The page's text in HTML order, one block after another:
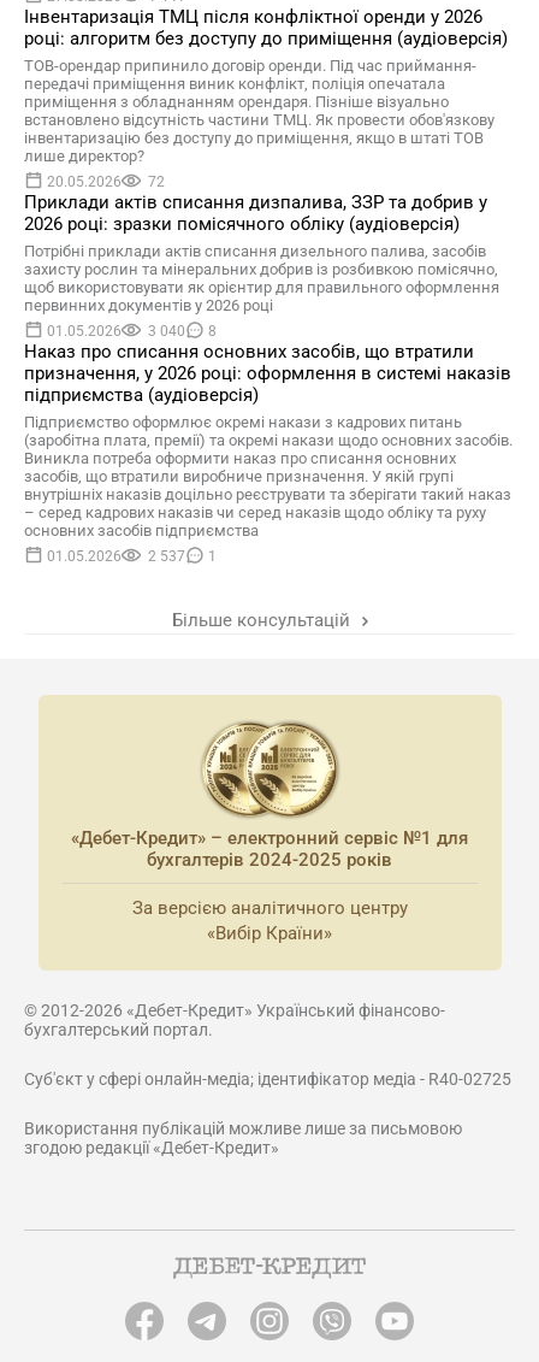
Інвентаризація ТМЦ після конфліктної оренди у 2026
році: алгоритм без доступу до приміщення (аудіоверсія)
ТОВ-орендар припинило договір оренди. Під час приймання-
передачі приміщення виник конфлікт, поліція опечатала
приміщення з обладнанням орендаря. Пізніше візуально
встановлено відсутність частини ТМЦ. Як провести обов'язкову
інвентаризацію без доступу до приміщення, якщо в штаті ТОВ
лише директор?
20.05.2026 72
Приклади актів списання дизпалива, ЗЗР та добрив у
2026 році: зразки помісячного обліку (аудіоверсія)
Потрібні приклади актів списання дизельного палива, засобів
захисту рослин та мінеральних добрив із розбивкою помісячно,
щоб використовувати як орієнтир для правильного оформлення
первинних документів у 2026 році
01.05.2026 3 040 8
Наказ про списання основних засобів, що втратили
призначення, у 2026 році: оформлення в системі наказів
підприємства (аудіоверсія)
Підприємство оформлює окремі накази з кадрових питань
(заробітна плата, премії) та окремі накази щодо основних засобів.
Виникла потреба оформити наказ про списання основних
засобів, що втратили виробниче призначення. У якій групі
внутрішніх наказів доцільно реєструвати та зберігати такий наказ
– серед кадрових наказів чи серед наказів щодо обліку та руху
основних засобів підприємства
01.05.2026 2 537 1
Більше консультацій
«Дебет-Кредит» – електронний сервіс №1 для
бухгалтерів 2024-2025 років
За версією аналітичного центру
«Вибір Країни»
© 2012-2026 «Дебет-Кредит» Український фінансово-
бухгалтерський портал.
Суб'єкт у сфері онлайн-медіа; ідентифікатор медіа - R40-02725
Використання публікацій можливе лише за письмовою
згодою редакції «Дебет-Кредит»